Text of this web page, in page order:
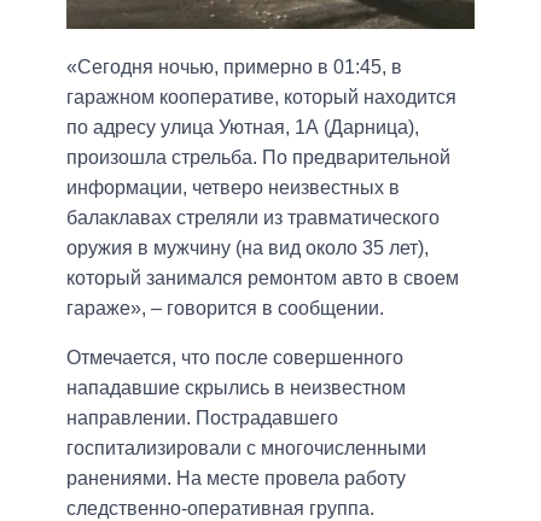
«Сегодня ночью, примерно в 01:45, в
гаражном кооперативе, который находится
по адресу улица Уютная, 1А (Дарница),
произошла стрельба. По предварительной
информации, четверо неизвестных в
балаклавах стреляли из травматического
оружия в мужчину (на вид около 35 лет),
который занимался ремонтом авто в своем
гараже», – говорится в сообщении.
Отмечается, что после совершенного
нападавшие скрылись в неизвестном
направлении. Пострадавшего
госпитализировали с многочисленными
ранениями. На месте провела работу
следственно-оперативная группа.